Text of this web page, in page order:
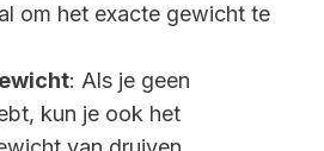
om het exacte gewicht te
: Als je geen
kun je ook het